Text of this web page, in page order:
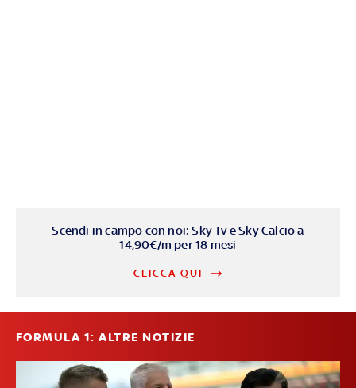
Scendi in campo con noi: Sky Tv e Sky Calcio a
14,90€/m per 18 mesi
CLICCA QUI
FORMULA 1: ALTRE NOTIZIE